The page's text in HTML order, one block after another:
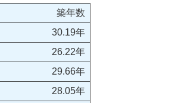
築年数
30.19年
26.22年
29.66年
28.05年